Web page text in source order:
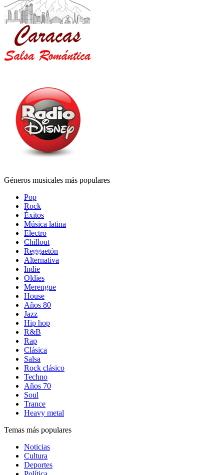
Géneros musicales más populares
Pop
Rock
Éxitos
Música latina
Electro
Chillout
Reggaetón
Alternativa
Indie
Oldies
Merengue
House
Años 80
Jazz
Hip hop
R&B
Rap
Clásica
Salsa
Rock clásico
Techno
Años 70
Soul
Trance
Heavy metal
Temas más populares
Noticias
Cultura
Deportes